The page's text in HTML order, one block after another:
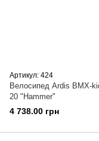
Артикул: 424
Велосипед Ardis BMX-
20 "Hammer"
4 738.00 грн